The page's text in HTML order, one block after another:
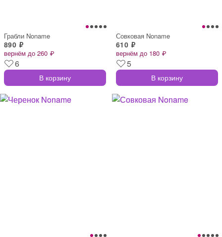
Грабли Noname
890 ₽
вернём до 260 ₽
6
В корзину
Совковая Noname
610 ₽
вернём до 180 ₽
5
В корзину